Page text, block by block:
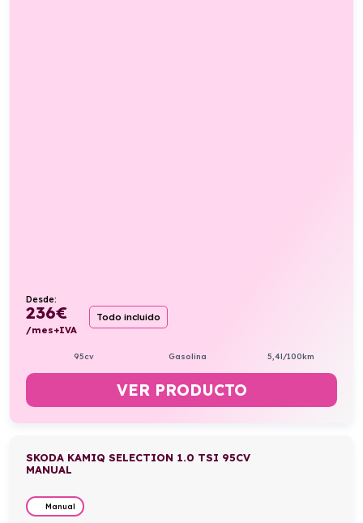
Desde:
236€
/mes+IVA
Todo incluido
95cv Gasolina 5,4l/100km
VER PRODUCTO
SKODA KAMIQ SELECTION 1.0 TSI 95CV
MANUAL
Manual